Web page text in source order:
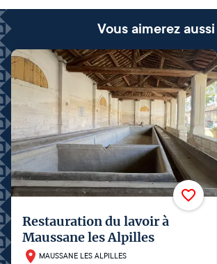
Vous aimerez aussi
Restauration du lavoir à
Maussane les Alpilles
MAUSSANE LES ALPILLES